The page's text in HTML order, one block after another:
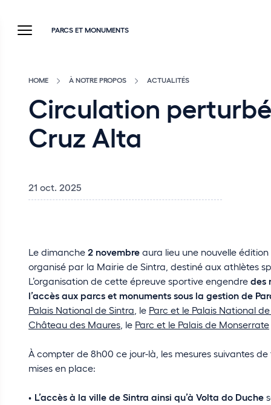
PARCS ET MONUMENTS
HOME À NOTRE PROPOS ACTUALITÉS
Circulation
Cruz Alta
21 oct. 2025
Le dimanche 2 novembre aura lieu une nouvelle
organisé par la Mairie de Sintra, destiné aux athlètes
L’organisation de cette épreuve sportive engendre des
l’accès aux parcs et monuments sous la gestion de
Palais National de Sintra , le Parc et le Palais National
Château des Maures , le Parc et le Palais de Monserrate
À compter de 8h00 ce jour-là, les mesures suivantes
mises en place:
L’accès à la ville de Sintra ainsi qu’à Volta do Duche